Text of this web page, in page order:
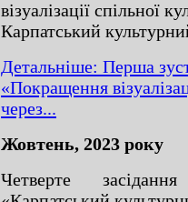
візуалізації спільної
Карпатський
Детальніше: Перша
«Покращення
через...
Жовтень, 2023 року
Четверте